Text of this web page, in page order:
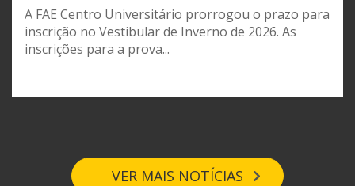
A FAE Centro Universitário prorrogou o prazo para
inscrição no Vestibular de Inverno de 2026. As
inscrições para a prova...
VER MAIS NOTÍCIAS